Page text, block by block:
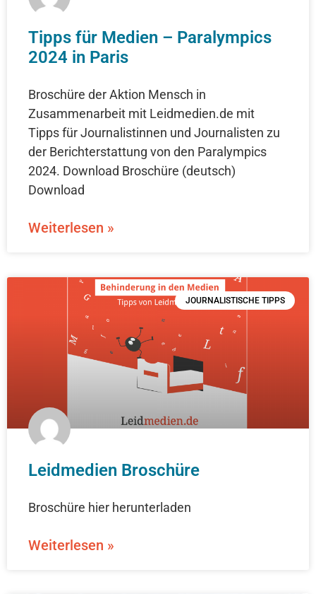
Tipps für Medien – Paralympics
2024 in Paris
Broschüre der Aktion Mensch in
Zusammenarbeit mit Leidmedien.de mit
Tipps für Journalistinnen und Journalisten zu
der Berichterstattung von den Paralympics
2024. Download Broschüre (deutsch)
Download
Weiterlesen »
JOURNALISTISCHE TIPPS
Leidmedien Broschüre
Broschüre hier herunterladen
Weiterlesen »